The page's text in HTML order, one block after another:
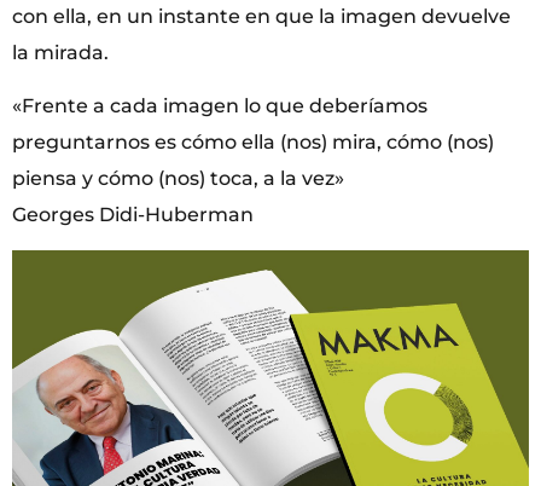
con ella, en un instante en que la imagen devuelve
la mirada.
«Frente a cada imagen lo que deberíamos
preguntarnos es cómo ella (nos) mira, cómo (nos)
piensa y cómo (nos) toca, a la vez»
Georges Didi-Huberman